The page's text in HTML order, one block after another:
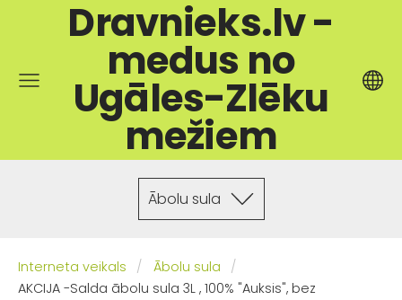
Dravnieks.lv -
medus no
Ugāles-Zlēku
mežiem
Ābolu sula
Interneta veikals
Ābolu sula
AKCIJA -Salda ābolu sula 3L , 100% "Auksis", bez